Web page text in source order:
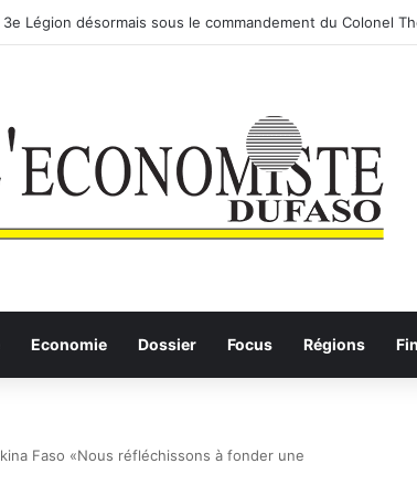
sur le Yangtsé de Ma’anshan entre dans la phase
Economie Dossier Focus Régions
Faso «Nous réfléchissons à fonder une